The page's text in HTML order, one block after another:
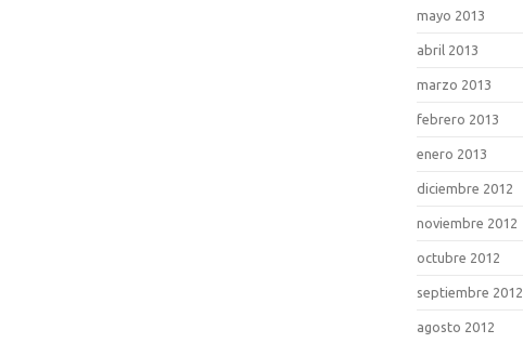
mayo 2013
abril 2013
marzo 2013
febrero 2013
enero 2013
diciembre 2012
noviembre 2012
octubre 2012
septiembre 2012
agosto 2012